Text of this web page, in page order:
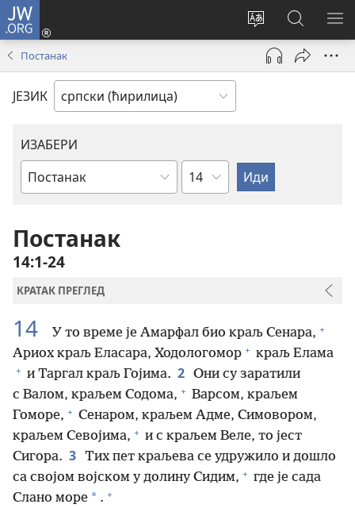
JW.ORG
Промени
језик
сајта
Пријава
(отвара
прозор)
Претрага
сајта
JW.ORG
Постанак
ЈЕЗИК
ИЗАБЕРИ
Библијска
Поглавље
Постанак
14:1-24
КРАТАК ПРЕГЛЕД
14 У то време је Амарфал био краљ Сенара, +
Ариох краљ Еласара, Ходологомор + краљ Елама
+ и Таргал краљ Гојима. 2 Они су заратили
с Валом, краљем Содома, + Варсом, краљем
Гоморе, + Сенаром, краљем Адме, Симовором,
краљем Севојима, + и с краљем Веле, то јест
Сигора. 3 Тих пет краљева се удружило и дошло
са својом војском у долину Сидим, + где је сада
Слано море * . +